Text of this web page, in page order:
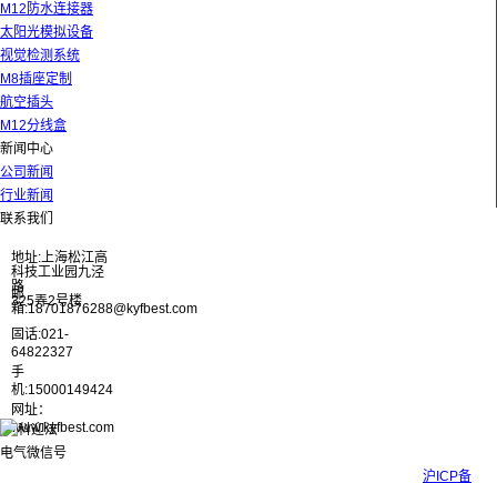
M12防水连接器
太阳光模拟设备
视觉检测系统
M8插座定制
航空插头
M12分线盒
新闻中心
公司新闻
行业新闻
联系我们
地址:上海松江高
科技工业园九泾
路
325弄2号楼
邮
箱:18701876288@kyfbest.com
固话:021-
64822327
手
机:15000149424
网址：
www.kyfbest.com
沪ICP备